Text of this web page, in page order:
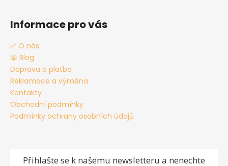
Informace pro vás
✅ O nás
📖 Blog
Doprava a platba
Reklamace a výměna
Kontakty
Obchodní podmínky
Podmínky ochrany osobních údajů
Přihlašte se k našemu newsletteru a nenechte